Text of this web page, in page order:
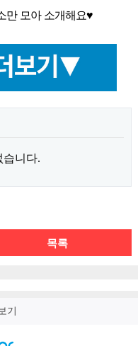
만 모아 소개해요♥
습니다.
목록
기